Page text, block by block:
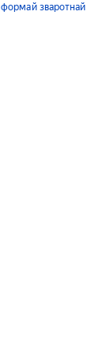
формай зваротнай